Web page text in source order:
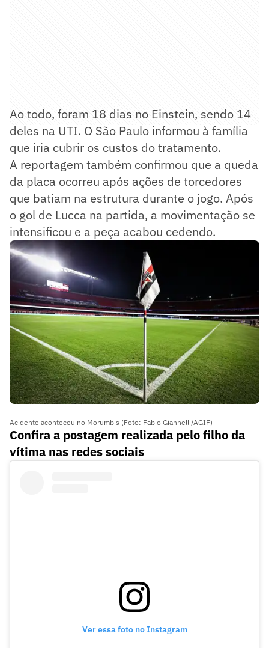
Ao todo, foram 18 dias no Einstein, sendo 14
deles na UTI. O São Paulo informou à família
que iria cubrir os custos do tratamento.
A reportagem também confirmou que a queda
da placa ocorreu após ações de torcedores
que batiam na estrutura durante o jogo. Após
o gol de Lucca na partida, a movimentação se
intensificou e a peça acabou cedendo.
Acidente aconteceu no Morumbis (Foto: Fabio Giannelli/AGIF)
Confira a postagem realizada pelo filho da
vítima nas redes sociais
Ver essa foto no Instagram